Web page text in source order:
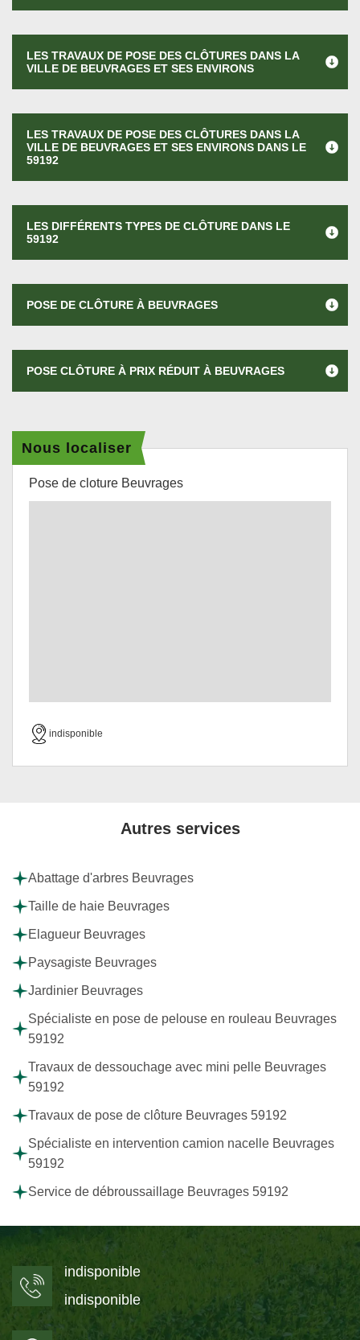
LES TRAVAUX DE POSE DES CLÔTURES DANS LA
VILLE DE BEUVRAGES ET SES ENVIRONS
LES TRAVAUX DE POSE DES CLÔTURES DANS LA
VILLE DE BEUVRAGES ET SES ENVIRONS DANS LE
59192
LES DIFFÉRENTS TYPES DE CLÔTURE DANS LE
59192
POSE DE CLÔTURE À BEUVRAGES
POSE CLÔTURE À PRIX RÉDUIT À BEUVRAGES
Nous localiser
Pose de cloture Beuvrages
indisponible
Autres services
Abattage d'arbres Beuvrages
Taille de haie Beuvrages
Elagueur Beuvrages
Paysagiste Beuvrages
Jardinier Beuvrages
Spécialiste en pose de pelouse en rouleau Beuvrages
59192
Travaux de dessouchage avec mini pelle Beuvrages
59192
Travaux de pose de clôture Beuvrages 59192
Spécialiste en intervention camion nacelle Beuvrages
59192
Service de débroussaillage Beuvrages 59192
indisponible
indisponible